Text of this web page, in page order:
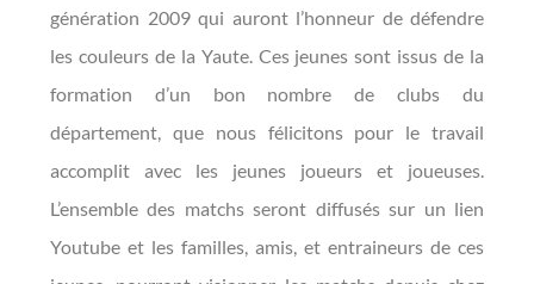
génération 2009 qui auront l’honneur de défendre
les couleurs de la Yaute. Ces jeunes sont issus de la
formation d’un bon nombre de clubs du
département, que nous félicitons pour le travail
accomplit avec les jeunes joueurs et joueuses.
L’ensemble des matchs seront diffusés sur un lien
Youtube et les familles, amis, et entraineurs de ces